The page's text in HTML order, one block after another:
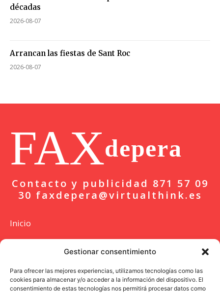
Gestionar consentimiento
Para ofrecer las mejores experiencias, utilizamos tecnologías como las
cookies para almacenar y/o acceder a la información del dispositivo. El
consentimiento de estas tecnologías nos permitirá procesar datos como
décadas
2026-08-07
Arrancan las fiestas de Sant Roc
2026-08-07
FAXdepera
Contacto y publicidad 871 57 09
30 faxdepera@virtualthink.es
Inicio
Actualidad
Colaboración